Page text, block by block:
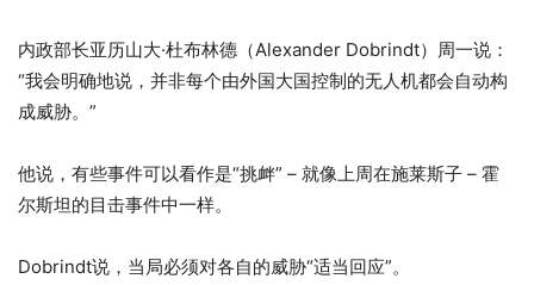
内政部长亚历山大·杜布林德（Alexander Dobrindt）周一说：
“我会明确地说，并非每个由外国大国控制的无人机都会自动构
成威胁。”
他说，有些事件可以看作是“挑衅” – 就像上周在施莱斯子 – 霍
尔斯坦的目击事件中一样。
Dobrindt说，当局必须对各自的威胁“适当回应”。